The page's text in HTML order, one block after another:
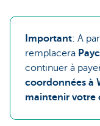
Important: A
remplacera
continuer à
coordonnées à
maintenir votre